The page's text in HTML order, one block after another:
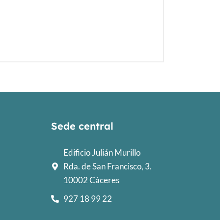
Sede central
Edificio Julián Murillo
Rda. de San Francisco, 3.
10002 Cáceres
927 18 99 22